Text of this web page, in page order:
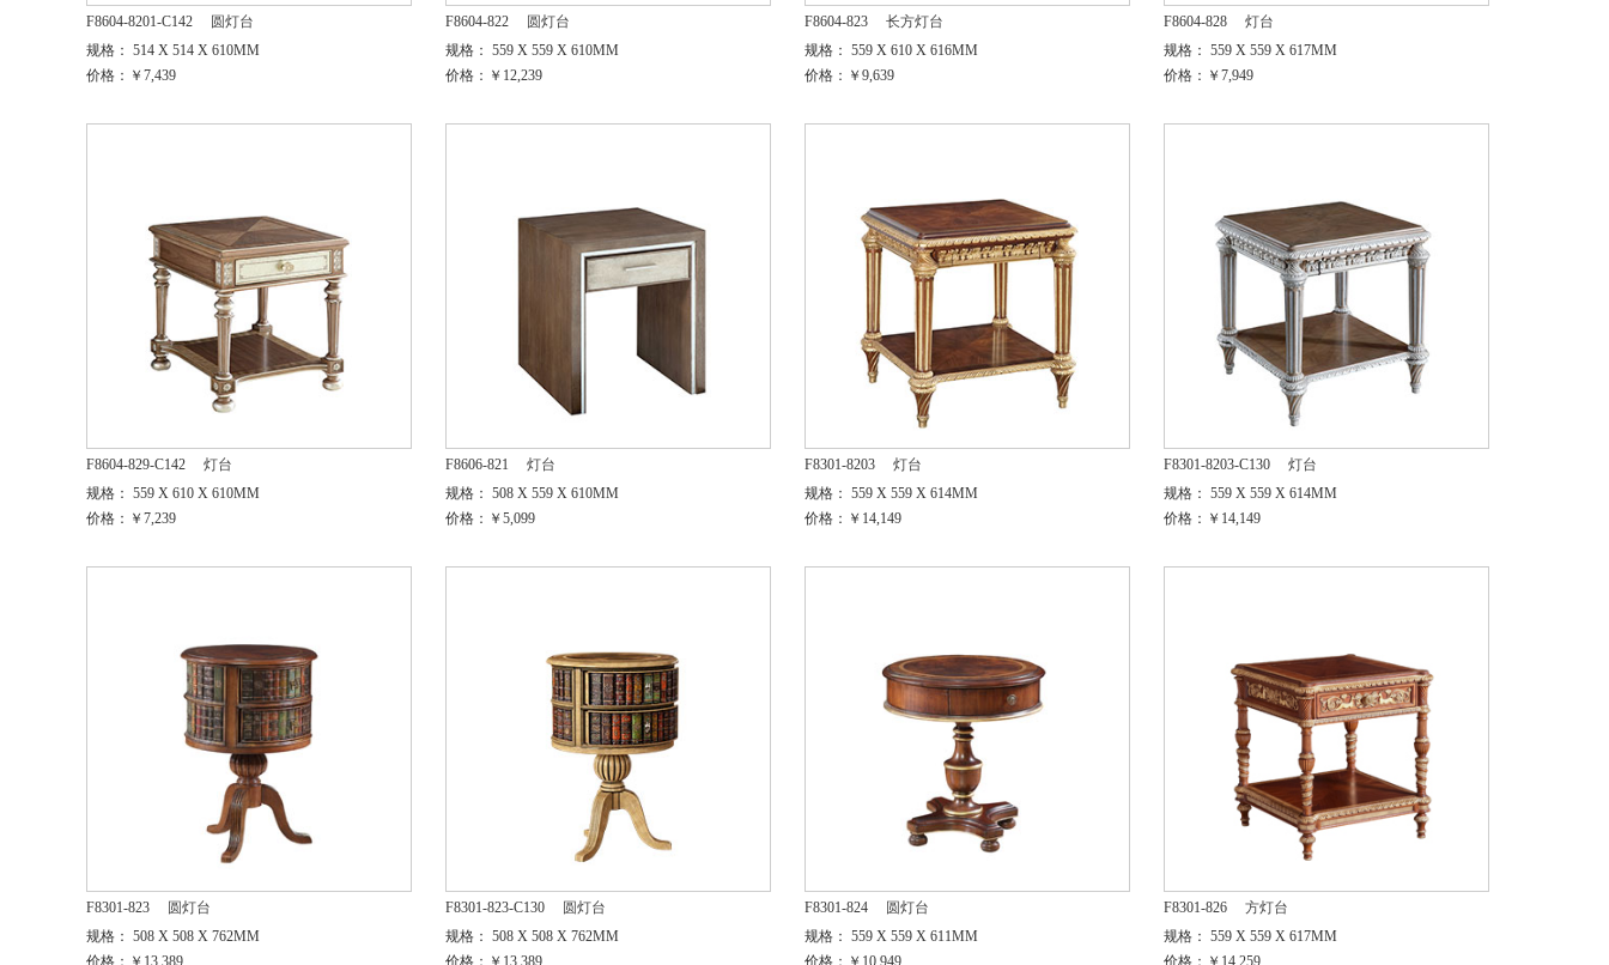
F8604-8201-C142
圆灯台
规格： 514 X 514 X 610MM
价格：￥7,439
F8604-822
圆灯台
规格： 559 X 559 X 610MM
价格：￥12,239
F8604-823
长方灯台
规格： 559 X 610 X 616MM
价格：￥9,639
F8604-828
灯台
规格： 559 X 559 X 617MM
价格：￥7,949
F8604-829-C142
灯台
规格： 559 X 610 X 610MM
价格：￥7,239
F8606-821
灯台
规格： 508 X 559 X 610MM
价格：￥5,099
F8301-8203
灯台
规格： 559 X 559 X 614MM
价格：￥14,149
F8301-8203-C130
灯台
规格： 559 X 559 X 614MM
价格：￥14,149
F8301-823
圆灯台
规格： 508 X 508 X 762MM
价格：￥13,389
F8301-823-C130
圆灯台
规格： 508 X 508 X 762MM
价格：￥13,389
F8301-824
圆灯台
规格： 559 X 559 X 611MM
价格：￥10,949
F8301-826
方灯台
规格： 559 X 559 X 617MM
价格：￥14,259